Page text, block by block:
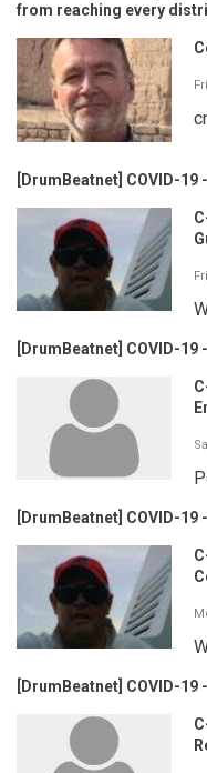
from reaching every
[DrumBeatnet] COVID-
[DrumBeatnet] COVID-
[DrumBeatnet] COVID-
[DrumBeatnet] COVID-